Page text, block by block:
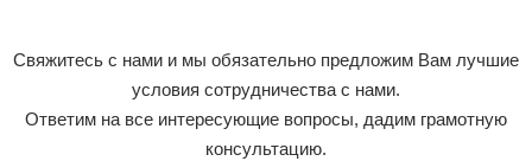
Свяжитесь с нами и мы обязательно предложим Вам лучшие
условия сотрудничества с нами.
Ответим на все интересующие вопросы, дадим грамотную
консультацию.